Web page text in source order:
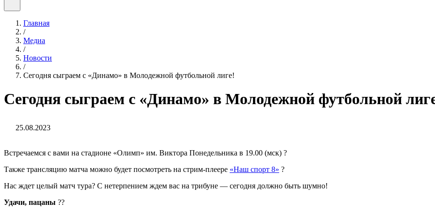
Главная
/
Медиа
/
Новости
/
Сегодня сыграем с «Динамо» в Молодежной футбольной лиге!
Сегодня сыграем с «Динамо» в Молодежной футбольной
25.08.2023
Встречаемся с вами на стадионе «Олимп» им. Виктора Понедельника в 19.00 (мск) ?
Также трансляцию матча можно будет посмотреть на стрим-плеере «Наш спорт 8» ?
Нас ждет целый матч тура? С нетерпением ждем вас на трибуне — сегодня должно быть шумно!
Удачи, пацаны ??